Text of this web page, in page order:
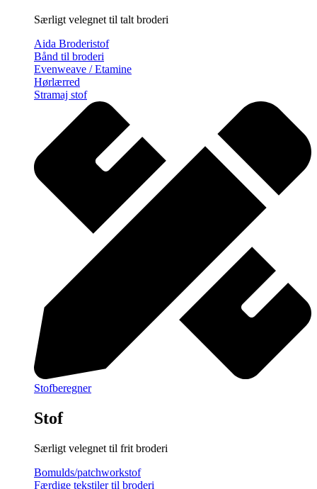
Særligt velegnet til talt broderi
Aida Broderistof
Bånd til broderi
Evenweave / Etamine
Hørlærred
Stramaj stof
Stofberegner
Stof
Særligt velegnet til frit broderi
Bomulds/patchworkstof
Færdige tekstiler til broderi